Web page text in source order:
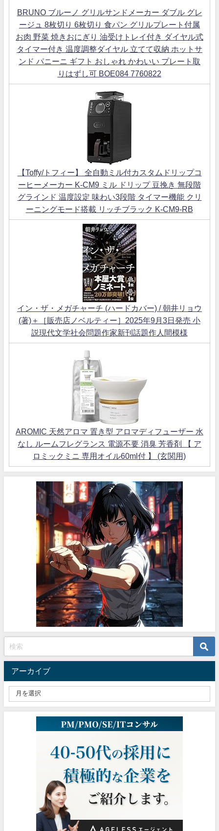
BRUNO ブルーノ グリルサンドメーカー ダブル グレ
ージュ 8枚切り 6枚切り 食パン グリルプレート付属
お肉 野菜 焼きおにぎり 油受けトレイ付き ダイヤル式
タイマー付き 温度調整ダイヤル 立てて収納 ホットサ
ンド パニーニ ギフト おしゃれ かわいい プレート取
りはずし可 BOE084 7760822
【Toffy/トフィー】 全自動ミル付カスタムドリップコ
ーヒーメーカー K-CM9 ミル ドリップ 豆挽き 無段階
グラインド 温度設定 味わい3段階 タイマー機能 クリ
ーニングモード搭載 リッチブラック K-CM9-RB
イン・ザ・メガチャーチ (ハードカバー) / 朝井リョウ
(著)＋［販売店ノベルティー］2025年9月3日発売 小
説現代文学社会問題作家新刊話題作人間模様
AROMIC 天然アロマ 置き型 アロマディフューザー 水
なし ルームフレグランス 電源不要 消臭 芳香剤 【 ア
ロミックミニ 専用オイル60ml付 】 (玄関用)
アーカイブ